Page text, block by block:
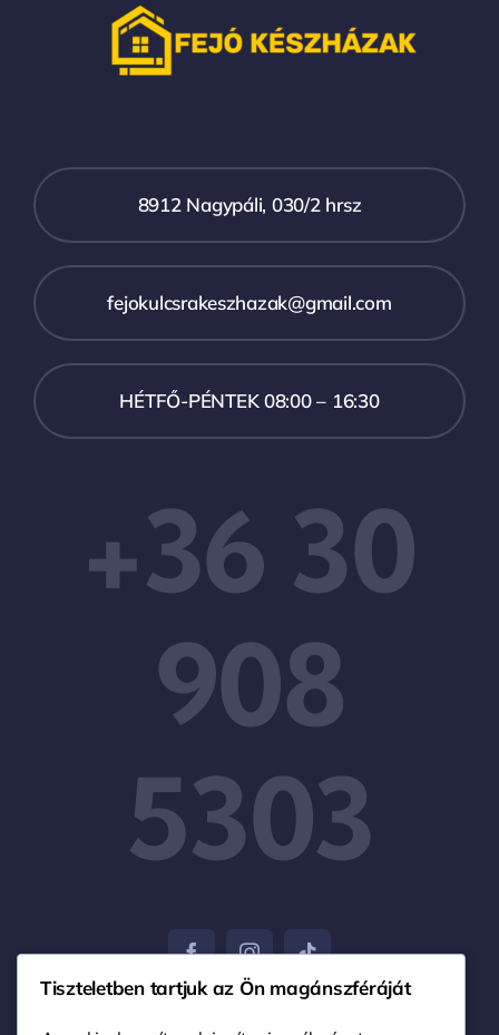
8912 Nagypáli, 030/2 hrsz
fejokulcsrakeszhazak@gmail.com
HÉTFŐ-PÉNTEK 08:00 – 16:30
+36 30
908
5303
Tiszteletben tartjuk az Ön magánszféráját